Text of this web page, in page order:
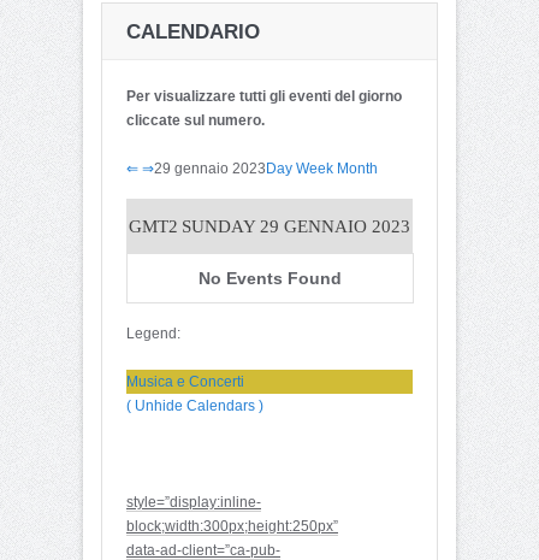
CALENDARIO
Per visualizzare tutti gli eventi del giorno
cliccate sul numero.
⇐ ⇒29 gennaio 2023Day Week Month
GMT2 SUNDAY 29 GENNAIO 2023
No Events Found
Legend:
Musica e Concerti
( Unhide Calendars )
style=”display:inline-
block;width:300px;height:250px”
data-ad-client=”ca-pub-